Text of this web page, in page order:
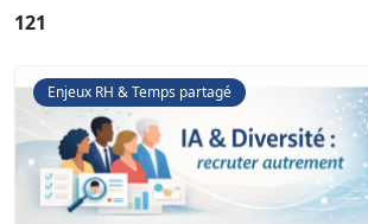
121
Enjeux RH & Temps partagé